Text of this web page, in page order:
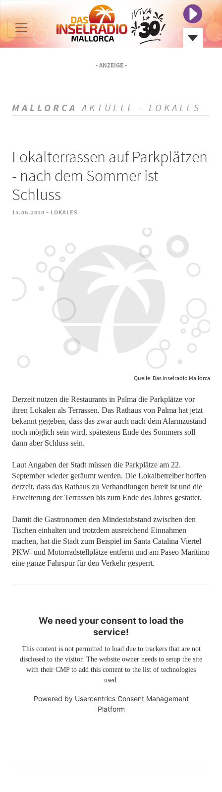
- ANZEIGE -
MALLORCA AKTUELL - LOKALES
Lokalterrassen auf Parkplätzen
- nach dem Sommer ist
Schluss
15.06.2020 - LOKALES
Quelle: Das Inselradio Mallorca
Derzeit nutzen die Restaurants in Palma die Parkplätze vor
ihren Lokalen als Terrassen. Das Rathaus von Palma hat jetzt
bekannt gegeben, dass das zwar auch nach dem Alarmzustand
noch möglich sein wird, spätestens Ende des Sommers soll
dann aber Schluss sein.
Laut Angaben der Stadt müssen die Parkplätze am 22.
September wieder geräumt werden. Die Lokalbetreiber hoffen
derzeit, dass das Rathaus zu Verhandlungen bereit ist und die
Erweiterung der Terrassen bis zum Ende des Jahres gestattet.
Damit die Gastronomen den Mindestabstand zwischen den
Tischen einhalten und trotzdem ausreichend Einnahmen
machen, hat die Stadt zum Beispiel im Santa Catalina Viertel
PKW- und Motorradstellplätze entfernt und am Paseo Marítimo
eine ganze Fahrspur für den Verkehr gesperrt.
We need your consent to load the
service!
This content is not permitted to load due to trackers that are not
disclosed to the visitor. The website owner needs to setup the site
with their CMP to add this content to the list of technologies
used.
Powered by Usercentrics Consent Management
Platform